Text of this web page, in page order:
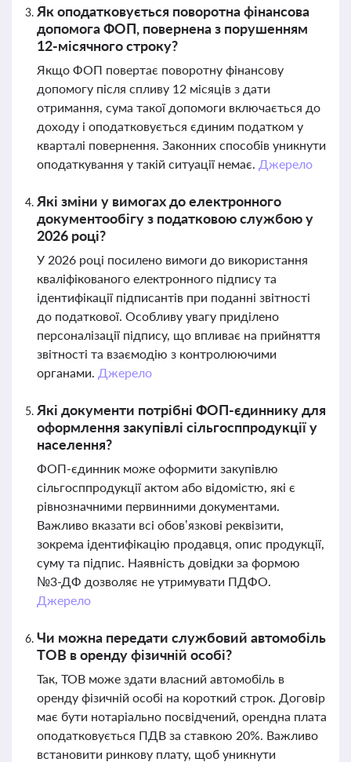
Як оподатковується поворотна фінансова
допомога ФОП, повернена з порушенням
12-місячного строку?
Якщо ФОП повертає поворотну фінансову
допомогу після спливу 12 місяців з дати
отримання, сума такої допомоги включається до
доходу і оподатковується єдиним податком у
кварталі повернення. Законних способів уникнути
оподаткування у такій ситуації немає. Джерело
Які зміни у вимогах до електронного
документообігу з податковою службою у
2026 році?
У 2026 році посилено вимоги до використання
кваліфікованого електронного підпису та
ідентифікації підписантів при поданні звітності
до податкової. Особливу увагу приділено
персоналізації підпису, що впливає на прийняття
звітності та взаємодію з контролюючими
органами. Джерело
Які документи потрібні ФОП-єдиннику для
оформлення закупівлі сільгосппродукції у
населення?
ФОП-єдинник може оформити закупівлю
сільгосппродукції актом або відомістю, які є
рівнозначними первинними документами.
Важливо вказати всі обов’язкові реквізити,
зокрема ідентифікацію продавця, опис продукції,
суму та підпис. Наявність довідки за формою
№3-ДФ дозволяє не утримувати ПДФО.
Джерело
Чи можна передати службовий автомобіль
ТОВ в оренду фізичній особі?
Так, ТОВ може здати власний автомобіль в
оренду фізичній особі на короткий строк. Договір
має бути нотаріально посвідчений, орендна плата
оподатковується ПДВ за ставкою 20%. Важливо
встановити ринкову плату, щоб уникнути